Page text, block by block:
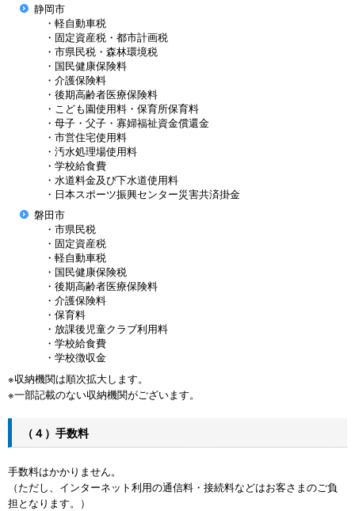
静岡市
・軽自動車税
・固定資産税・都市計画税
・市県民税・森林環境税
・国民健康保険料
・介護保険料
・後期高齢者医療保険料
・こども園使用料・保育所保育料
・母子・父子・寡婦福祉資金償還金
・市営住宅使用料
・汚水処理場使用料
・学校給食費
・水道料金及び下水道使用料
・日本スポーツ振興センター災害共済掛金
磐田市
・市県民税
・固定資産税
・軽自動車税
・国民健康保険税
・後期高齢者医療保険料
・介護保険料
・保育料
・放課後児童クラブ利用料
・学校給食費
・学校徴収金
※収納機関は順次拡大します。
※一部記載のない収納機関がございます。
（４）手数料
手数料はかかりません。
（ただし、インターネット利用の通信料・接続料などはお客さまのご負
担となります。）